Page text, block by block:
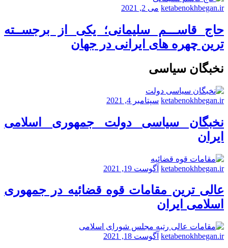
ketabenokhbegan.ir می 2, 2021
حاج قاســـم سلیمانی؛ یکی از برجســته
ترین چهره های ایرانی در جهان
نخبگان سیاسی
ketabenokhbegan.ir سپتامبر 4, 2021
نخبگان سیاسی دولت جمهوری اسلامی
ایران
ketabenokhbegan.ir آگوست 19, 2021
عالی ترین مقامات قوه قضائیه در جمهوری
اسلامی ایران
ketabenokhbegan.ir آگوست 18, 2021